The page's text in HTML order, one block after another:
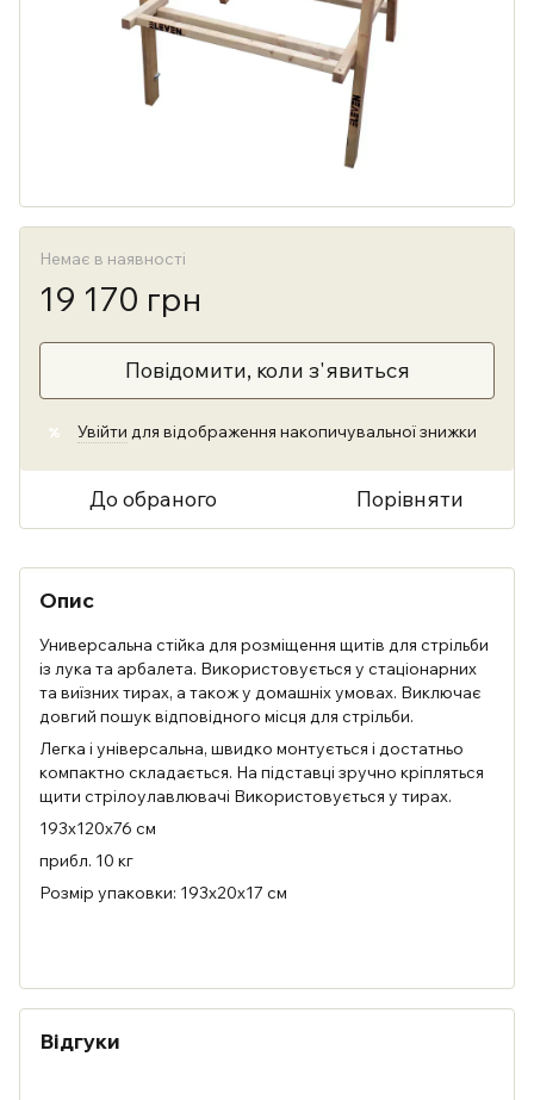
Немає в наявності
19 170 грн
Повідомити, коли з'явиться
% Увійти для відображення накопичувальної знижки
До обраного Порівняти
Опис
Универсальна стійка для розміщення щитів для стрільби
із лука та арбалета. Використовується у стаціонарних
та виїзних тирах, а також у домашніх умовах. Виключає
довгий пошук відповідного місця для стрільби.
Легка і універсальна, швидко монтується і достатньо
компактно складається. На підставці зручно кріпляться
щити стрілоулавлювачі Використовується у тирах.
193х120х76 см
прибл. 10 кг
Розмір упаковки: 193х20х17 см
Відгуки